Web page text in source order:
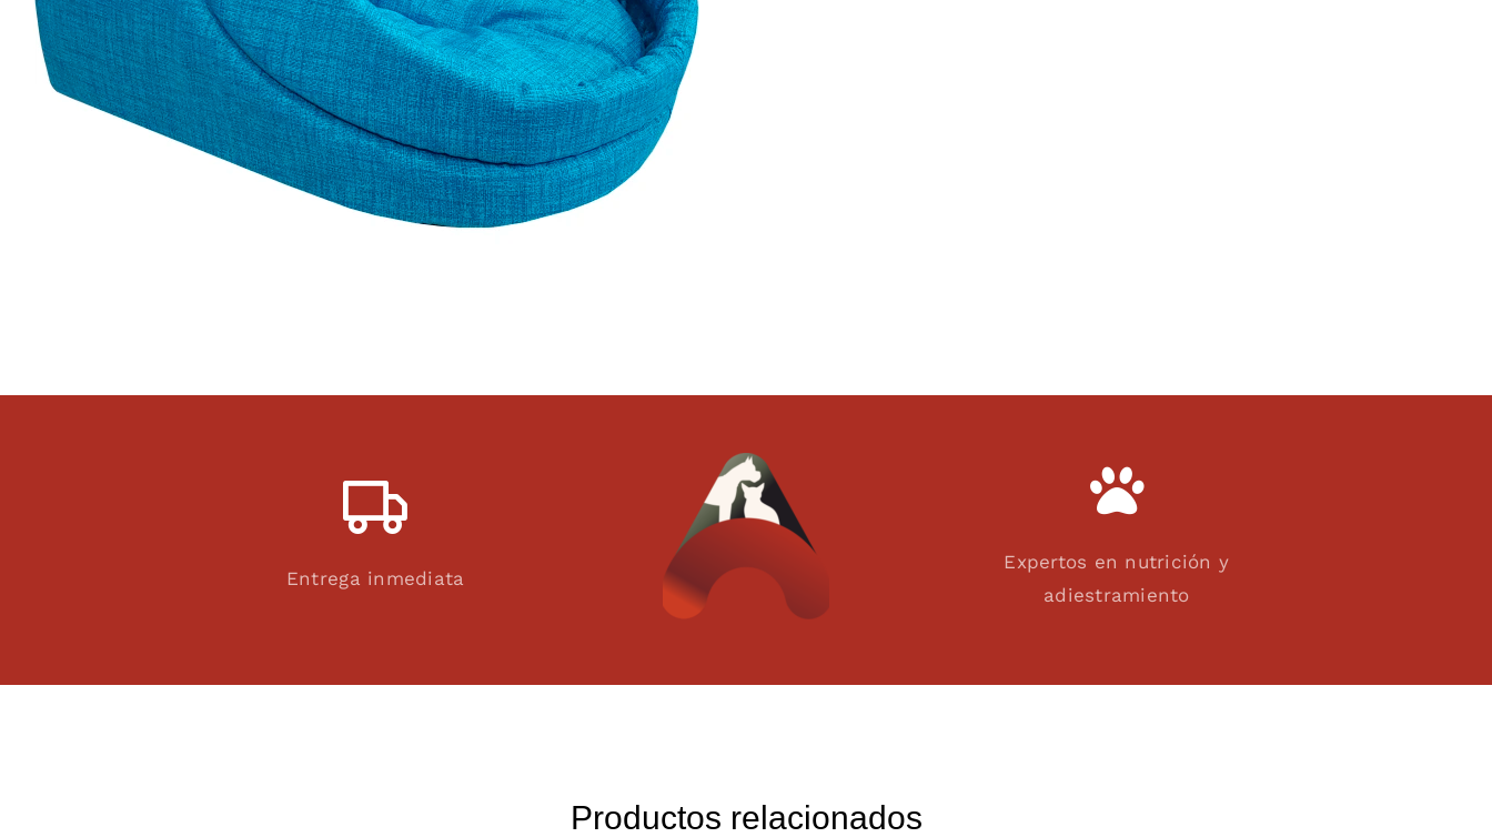
Entrega inmediata
Expertos en nutrición y
adiestramiento
Productos relacionados